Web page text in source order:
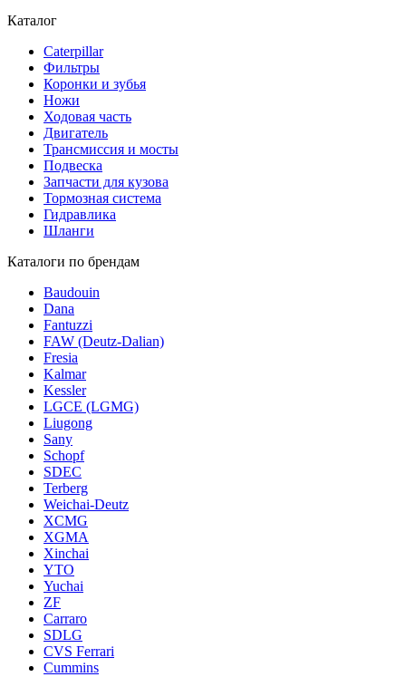
Каталог
Caterpillar
Фильтры
Коронки и зубья
Ножи
Ходовая часть
Двигатель
Трансмиссия и мосты
Подвеска
Запчасти для кузова
Тормозная система
Гидравлика
Шланги
Каталоги по брендам
Baudouin
Dana
Fantuzzi
FAW (Deutz-Dalian)
Fresia
Kalmar
Kessler
LGCE (LGMG)
Liugong
Sany
Schopf
SDEC
Terberg
Weichai-Deutz
XCMG
XGMA
Xinchai
YTO
Yuchai
ZF
Carraro
SDLG
CVS Ferrari
Cummins